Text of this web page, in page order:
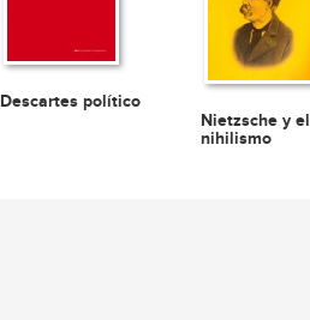
Descartes político
Nietzsche y el
nihilismo